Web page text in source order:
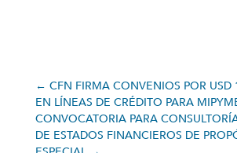
← CFN FIRMA CONVENIOS POR USD
EN LÍNEAS DE CRÉDITO PARA
CONVOCATORIA PARA
DE ESTADOS FINANCIEROS DE